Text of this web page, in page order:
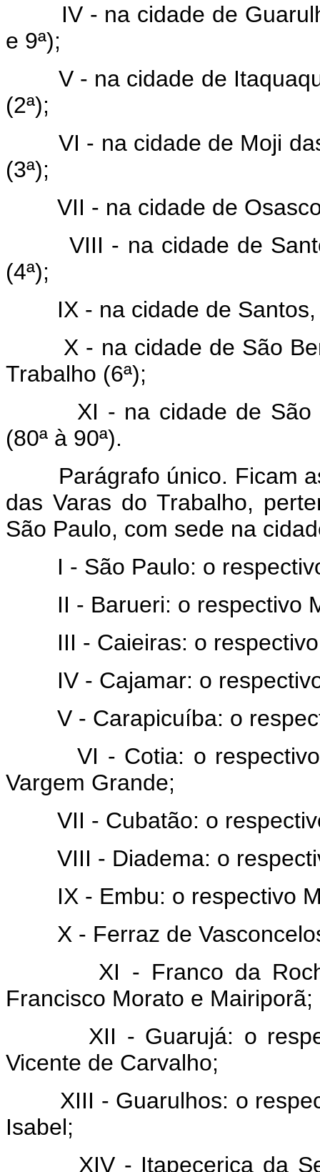
IV - na cidade de
e 9ª);
V - na cidade de
(2ª);
VI - na cidade de Moji das
(3ª);
VII - na cidade de Osasco,
VIII - na cidade de Santo
(4ª);
IX - na cidade de Santos,
X - na cidade de São
Trabalho (6ª);
XI - na cidade de São
(80ª à 90ª).
Parágrafo único. Ficam
das Varas do Trabalho,
São Paulo, com sede na
I - São Paulo: o
II - Barueri: o respectivo
III - Caieiras: o respectivo
IV - Cajamar: o
V - Carapicuíba: o
VI - Cotia: o respectivo
Vargem Grande;
VII - Cubatão: o
VIII - Diadema: o
IX - Embu: o respectivo
X - Ferraz de
XI - Franco da Rocha:
Francisco Morato e Mairiporã;
XII - Guarujá: o
Vicente de Carvalho;
XIII - Guarulhos: o
Isabel;
XIV - Itapecerica da